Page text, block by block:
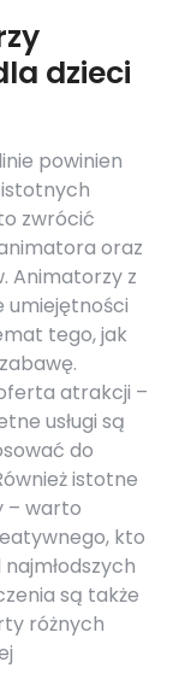
dzieci
powinien
zwrócić
oraz
Animatorzy z
umiejętności
tego, jak
atrakcji –
usługi są
do
istotne
– warto
kto
są także
różnych